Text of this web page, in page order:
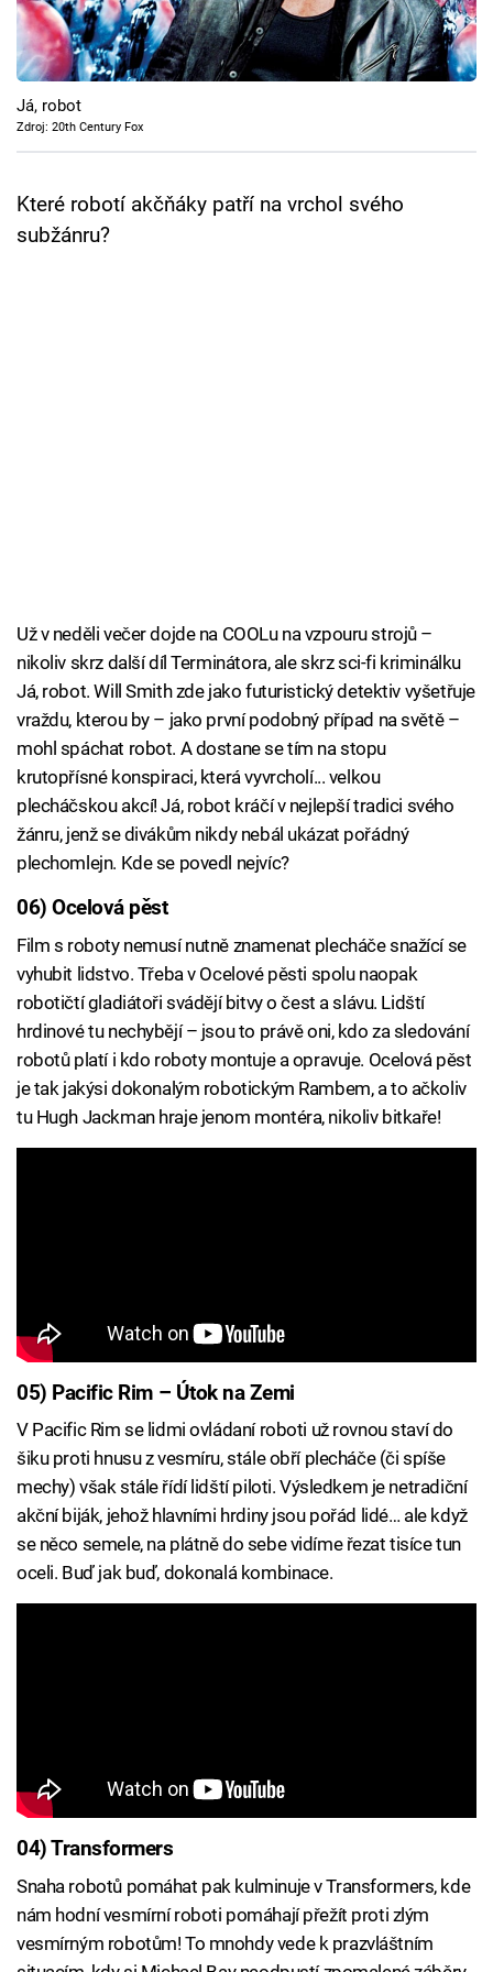
Cool Esport
Pořady
TV Program
Já, robot
Zdroj: 20th Century Fox
Které robotí akčňáky patří na vrchol svého
subžánru?
Už v neděli večer dojde na COOLu na vzpouru strojů –
nikoliv skrz další díl Terminátora, ale skrz sci-fi kriminálku
Já, robot. Will Smith zde jako futuristický detektiv vyšetřuje
vraždu, kterou by – jako první podobný případ na světě –
mohl spáchat robot. A dostane se tím na stopu
krutopřísné konspiraci, která vyvrcholí... velkou
plecháčskou akcí! Já, robot kráčí v nejlepší tradici svého
žánru, jenž se divákům nikdy nebál ukázat pořádný
plechomlejn. Kde se povedl nejvíc?
06) Ocelová pěst
Film s roboty nemusí nutně znamenat plecháče snažící se
vyhubit lidstvo. Třeba v Ocelové pěsti spolu naopak
robotičtí gladiátoři svádějí bitvy o čest a slávu. Lidští
hrdinové tu nechybějí – jsou to právě oni, kdo za sledování
robotů platí i kdo roboty montuje a opravuje. Ocelová pěst
je tak jakýsi dokonalým robotickým Rambem, a to ačkoliv
tu Hugh Jackman hraje jenom montéra, nikoliv bitkaře!
05) Pacific Rim – Útok na Zemi
V Pacific Rim se lidmi ovládaní roboti už rovnou staví do
šiku proti hnusu z vesmíru, stále obří plecháče (či spíše
mechy) však stále řídí lidští piloti. Výsledkem je netradiční
akční biják, jehož hlavními hrdiny jsou pořád lidé… ale když
se něco semele, na plátně do sebe vidíme řezat tisíce tun
oceli. Buď jak buď, dokonalá kombinace.
04) Transformers
Snaha robotů pomáhat pak kulminuje v Transformers, kde
nám hodní vesmírní roboti pomáhají přežít proti zlým
vesmírným robotům! To mnohdy vede k prazvláštním